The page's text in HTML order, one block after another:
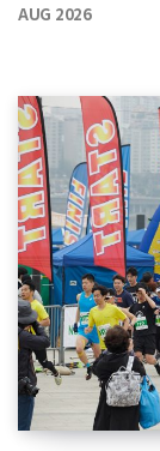
AUG 2026